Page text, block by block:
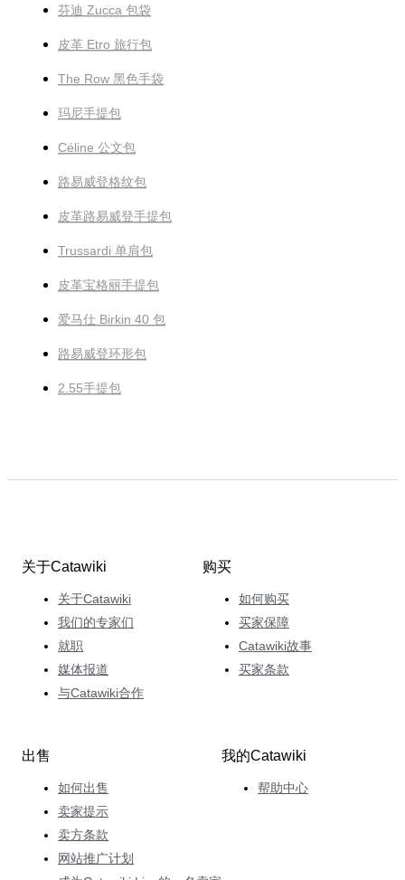
芬迪 Zucca 包袋
皮革 Etro 旅行包
The Row 黑色手袋
玛尼手提包
Céline 公文包
路易威登格纹包
皮革路易威登手提包
Trussardi 单肩包
皮革宝格丽手提包
爱马仕 Birkin 40 包
路易威登环形包
2.55手提包
关于Catawiki
关于Catawiki
我们的专家们
就职
媒体报道
与Catawiki合作
购买
如何购买
买家保障
Catawiki故事
买家条款
出售
如何出售
卖家提示
卖方条款
网站推广计划
我的Catawiki
帮助中心